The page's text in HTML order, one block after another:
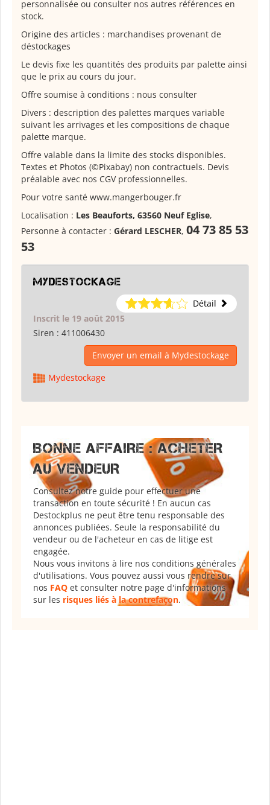
personnalisée ou consulter nos autres références en
stock.
Origine des articles : marchandises provenant de
déstockages
Le devis fixe les quantités des produits par palette ainsi
que le prix au cours du jour.
Offre soumise à conditions : nous consulter
Divers : description des palettes marques variable
suivant les arrivages et les compositions de chaque
palette marque.
Offre valable dans la limite des stocks disponibles.
Textes et Photos (©Pixabay) non contractuels. Devis
préalable avec nos CGV professionnelles.
Pour votre santé www.mangerbouger.fr
Localisation : Les Beauforts, 63560 Neuf Eglise,
Personne à contacter : Gérard LESCHER, 04 73 85 53
53
Mydestockage
Détail
Inscrit le 19 août 2015
Siren : 411006430
Envoyer un email à Mydestockage
Mydestockage
BONNE AFFAIRE : ACHETER
AU VENDEUR
Consultez notre guide pour effectuer une
transaction en toute sécurité ! En aucun cas
Destockplus ne peut être tenu responsable des
annonces publiées. Seule la responsabilité du
vendeur ou de l'acheteur en cas de litige est
engagée.
Nous vous invitons à lire nos conditions générales
d'utilisations. Vous pouvez aussi vous rendre sur
nos FAQ et consulter notre page d'informations
sur les risques liés à la contrefaçon.